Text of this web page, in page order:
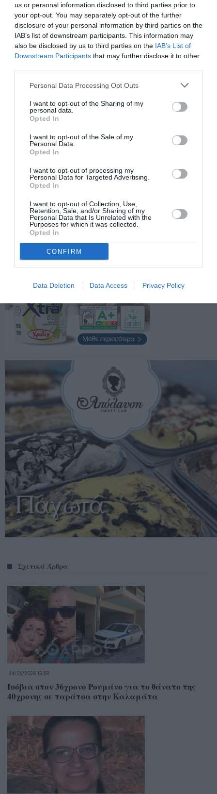
us or personal information disclosed to third parties prior to
your opt-out. You may separately opt-out of the further
disclosure of your personal information by third parties on the
IAB’s list of downstream participants. This information may
also be disclosed by us to third parties on the IAB’s List of
Downstream Participants that may further disclose it to other
Personal Data Processing Opt Outs
I want to opt-out of the Sharing of my
personal data.
Opted In
I want to opt-out of the Sale of my
Personal Data.
Opted In
I want to opt-out of processing my
Personal Data for Targeted Advertising.
Opted In
I want to opt-out of Collection, Use,
Retention, Sale, and/or Sharing of my
Personal Data that Is Unrelated with the
Purposes for which it was collected.
Opted In
CONFIRM
Data Deletion Data Access Privacy Policy
Της Βίκυς Βετουλάκη
TAGS: ΔΟΛΟΦΟΝΙΑ ΑΝΘΡΩΠΟΚΤΟΝΙΑ
Σχετικά Άρθρα
24/06/2026 19:58
Ισόβια στον 36χρονο Ρουμάνο για το θάνατο της
40χρονης σε ταράτσα στην Καλαμάτα